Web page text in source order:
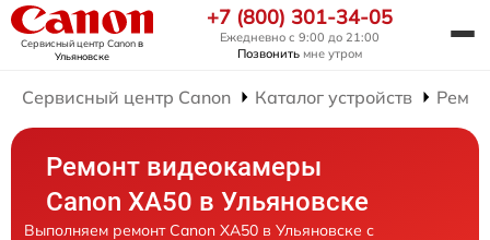
Сервисный центр Canonв
Ульяновске
+7 (800) 301-34-05
Ежедневно с 9:00 до 21:00
Позвонить мне утром
Сервисный центр Canon Каталог устройств
Ремонт видеокамеры
Canon XA50 в Ульяновске
Выполняем ремонт Canon XA50 в Ульяновске с